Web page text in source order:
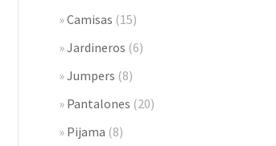
Camisas (15)
Jardineros (6)
Jumpers (8)
Pantalones (20)
Pijama (8)